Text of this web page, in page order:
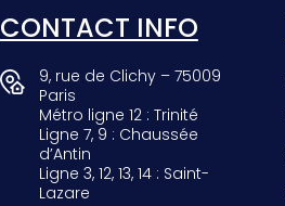
CONTACT INFO
9, rue de Clichy – 75009
Paris
Métro ligne 12 : Trinité
Ligne 7, 9 : Chaussée
d’Antin
Ligne 3, 12, 13, 14 : Saint-
Lazare